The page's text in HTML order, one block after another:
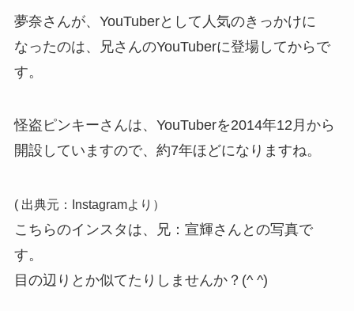
夢奈さんが、YouTuberとして人気のきっかけに
なったのは、兄さんのYouTuberに登場してからで
す。
怪盗ピンキーさんは、YouTuberを2014年12月から
開設していますので、約7年ほどになりますね。
( 出典元：Instagramより）
こちらのインスタは、兄：宣輝さんとの写真で
す。
目の辺りとか似てたりしませんか？(^ ^)